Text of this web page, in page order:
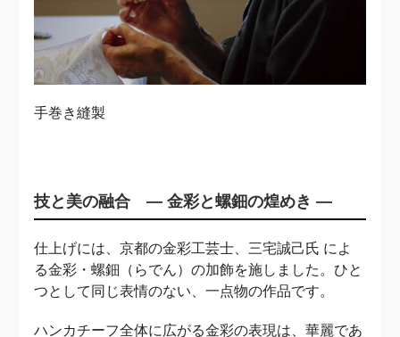
手巻き縫製
技と美の融合 ― 金彩と螺鈿の煌めき ―
仕上げには、京都の金彩工芸士、三宅誠己氏 によ
る金彩・螺鈿（らでん）の加飾を施しました。ひと
つとして同じ表情のない、一点物の作品です。
ハンカチーフ全体に広がる金彩の表現は、華麗であ